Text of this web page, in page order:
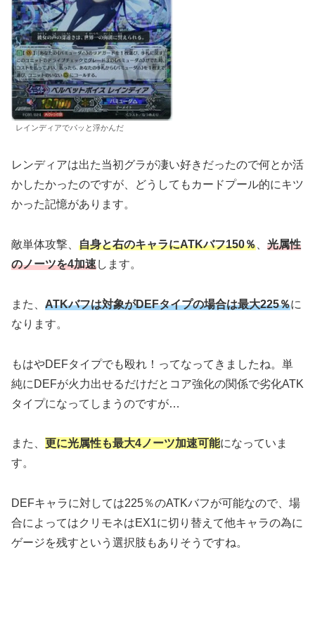
レインディアでパッと浮かんだ
レンディアは出た当初グラが凄い好きだったので何とか活
かしたかったのですが、どうしてもカードプール的にキツ
かった記憶があります。
敵単体攻撃、 自身と右のキャラにATKバフ150％
光属性
のノーツを4加速します。
また、 ATKバフは対象がDEFタイプの場合は最大225％に
なります。
もはやDEFタイプでも殴れ！ってなってきましたね。単
純にDEFが火力出せるだけだとコア強化の関係で劣化ATK
タイプになってしまうのですが…
また、 更に光属性も最大4ノーツ加速可能になっていま
す。
DEFキャラに対しては225％のATKバフが可能なので、場
合によってはクリモネはEX1に切り替えて他キャラの為に
ゲージを残すという選択肢もありそうですね。